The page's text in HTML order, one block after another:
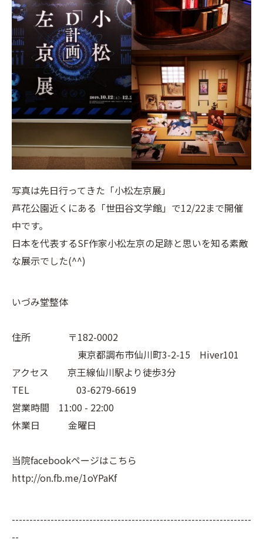
写真は先日行ってきた「小松左京展」
芦花公園近くにある「世田谷文学館」で12/22まで開催
中です。
日本を代表するSF作家小松左京の足跡と思いを知る素敵
な展示でした(^^)
いづみ堂整体
住所 〒182-0002
東京都調布市仙川町3-2-15 Hiver101
アクセス 京王線仙川駅より徒歩3分
TEL 03-6279-6619
営業時間 11:00 - 22:00
休業日 金曜日
当院facebookページはこちら
http://on.fb.me/1oYPaKf
--------------------------------------------------------------------
--